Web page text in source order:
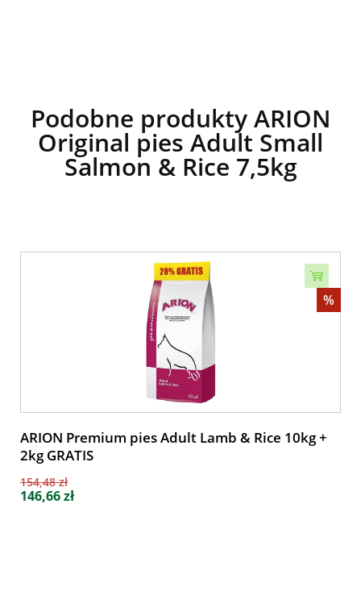
Podobne produkty ARION
Original pies Adult Small
Salmon & Rice 7,5kg
%
ARION Premium pies Adult Lamb & Rice 10kg +
2kg GRATIS
154,48 zł
146,66 zł